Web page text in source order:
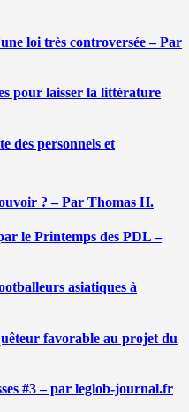
loi très controversée – Par
pour laisser la littérature
des personnels et
? – Par Thomas H.
le Printemps des PDL –
asiatiques à
favorable au projet du
#3 – par leglob-journal.fr